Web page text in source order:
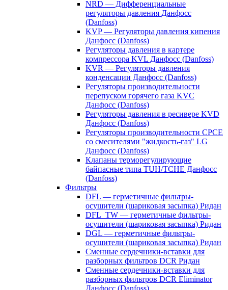
NRD — Дифференциальные
регуляторы давления Данфосс
(Danfoss)
KVP — Регуляторы давления кипения
Данфосс (Danfoss)
Регуляторы давления в картере
компрессора KVL Данфосс (Danfoss)
KVR — Регуляторы давления
конденсации Данфосс (Danfoss)
Регуляторы производительности
перепуском горячего газа KVC
Данфосс (Danfoss)
Регуляторы давления в ресивере KVD
Данфосс (Danfoss)
Регуляторы производительности CPCE
со смесителями "жидкость-газ" LG
Данфосс (Danfoss)
Клапаны терморегулирующие
байпасные типа TUH/TCHE Данфосс
(Danfoss)
Фильтры
DFL — герметичные фильтры-
осушители (шариковая засыпка) Ридан
DFL_TW — герметичные фильтры-
осушители (шариковая засыпка) Ридан
DGL — герметичные фильтры-
осушители (шариковая засыпка) Ридан
Сменные сердечники-вставки для
разборных фильтров DCR Ридан
Сменные сердечники-вставки для
разборных фильтров DCR Eliminator
Данфосс (Danfoss)